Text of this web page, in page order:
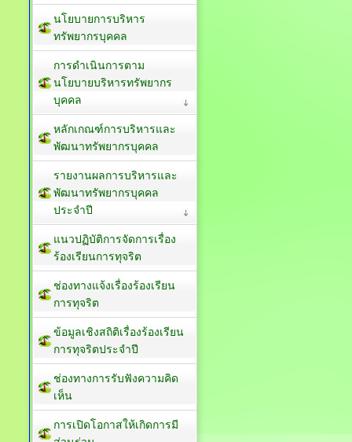
นโยบายการบริหาร
ทรัพยากรบุคคล
การดำเนินการตาม
นโยบายบริหารทรัพยากร
บุคคล
หลักเกณฑ์การบริหารและ
พัฒนาทรัพยากรบุคคล
รายงานผลการบริหารและ
พัฒนาทรัพยากรบุคคล
ประจำปี
แนวปฏิบัติการจัดการเรื่อง
ร้องเรียนการทุจริต
ช่องทางแจ้งเรื่องร้องเรียน
การทุจริต
ข้อมูลเชิงสถิติเรื่องร้องเรียน
การทุจริตประจำปี
ช่องทางการรับฟังความคิด
เห็น
การเปิดโอกาสให้เกิดการมี